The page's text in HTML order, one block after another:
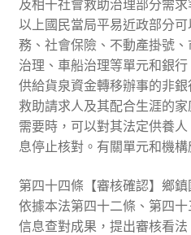
及相干社會救助治理部分需
以上國民當局平易近政部分
務、社會保險、不動產掛號
治理、車船治理等單元和銀
供給貨泉資金轉移辦事的非
救助請求人及其配合生涯的
需要時，可以對其法定供養
息停止核對。有關單元和機
第四十四條【審核確認】鄉
依據本法第四十二條、第四
信息查對成果，提出審核看